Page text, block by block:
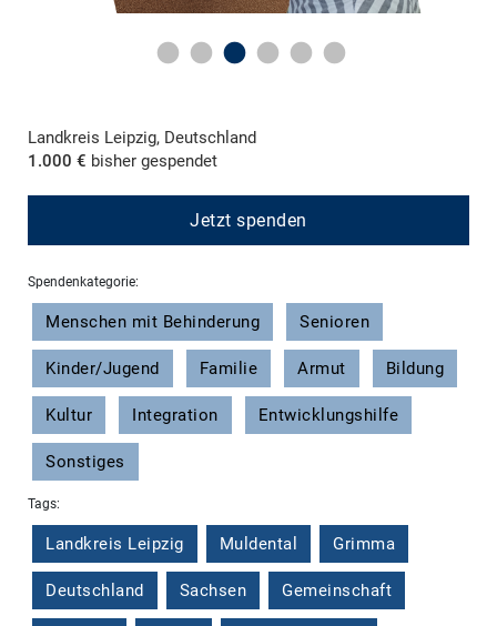
Landkreis Leipzig, Deutschland
1.000 € bisher gespendet
Jetzt spenden
Spendenkategorie:
Menschen mit Behinderung Senioren
Kinder/Jugend Familie Armut Bildung
Kultur Integration Entwicklungshilfe
Sonstiges
Tags:
Landkreis Leipzig Muldental Grimma
Deutschland Sachsen Gemeinschaft